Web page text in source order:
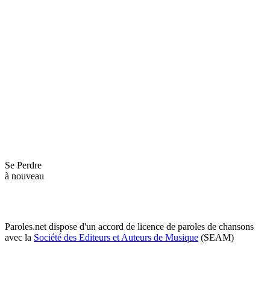
Se Perdre
à nouveau
Paroles.net dispose d'un accord de licence de paroles de chansons
avec la Société des Editeurs et Auteurs de Musique (SEAM)